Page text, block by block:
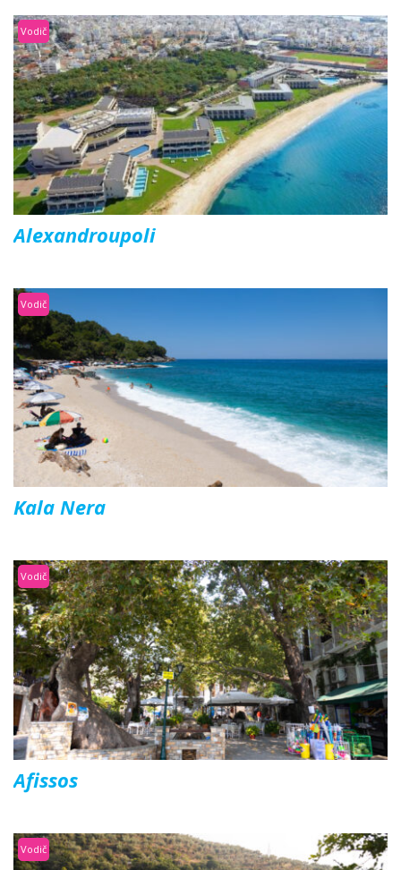
Vodič
Alexandroupoli
Vodič
Kala Nera
Vodič
Afissos
Vodič